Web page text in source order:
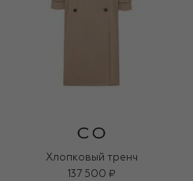
Хлопковый тренч
137 500 ₽